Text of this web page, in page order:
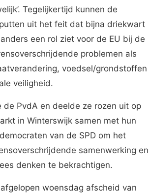
Tegelijkertijd kunnen de
uit het feit dat bijna driekwart
een rol ziet voor de EU bij de
problemen als
voedsel/grondstoffen
veiligheid.
de PvdA en deelde ze rozen uit op
in Winterswijk samen met hun
van de SPD om het
samenwerking en
denken te bekrachtigen.
woensdag afscheid van